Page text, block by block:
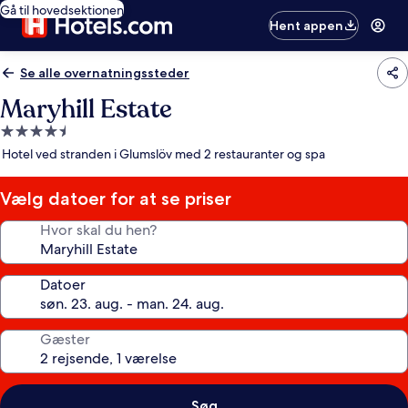
Gå til hovedsektionen
Hent appen
Se alle overnatningssteder
Maryhill Estate
4.5-
stjernet
Hotel ved stranden i Glumslöv med 2 restauranter og spa
Vælg datoer for at se priser
Hvor skal du hen?
Datoer
Gæster